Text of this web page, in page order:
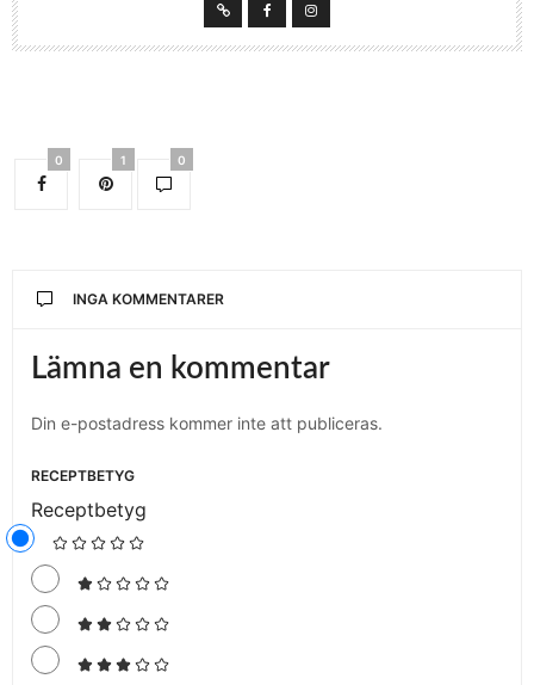
0 1 0
INGA KOMMENTARER
Lämna en kommentar
Din e-postadress kommer inte att publiceras.
RECEPTBETYG
Receptbetyg